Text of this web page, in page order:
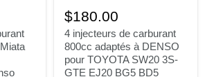
injecteurs
de
carburant
800cc
adaptés
à
$180.00
4 injecteurs de carburant
800cc adaptés à DENSO
pour TOYOTA SW20 3S-
GTE EJ20 BG5 BD5